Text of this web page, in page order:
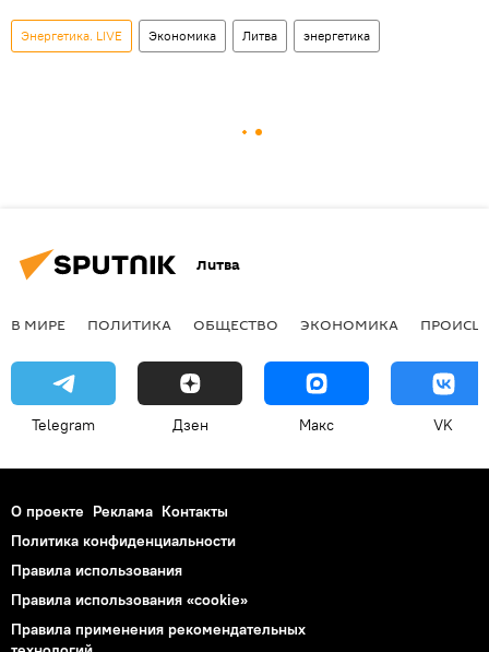
Энергетика. LIVE Экономика Литва энергетика
Литва
В МИРЕ ПОЛИТИКА ОБЩЕСТВО ЭКОНОМИКА
Telegram Дзен Макс VK
О проекте Реклама Контакты
Политика конфиденциальности
Правила использования
Правила использования «cookie»
Правила применения рекомендательных